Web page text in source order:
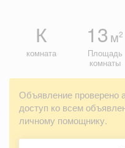
К
комната
13 м2
Площадь
комнаты
Объявление проверено
доступ ко всем
личному помощнику.